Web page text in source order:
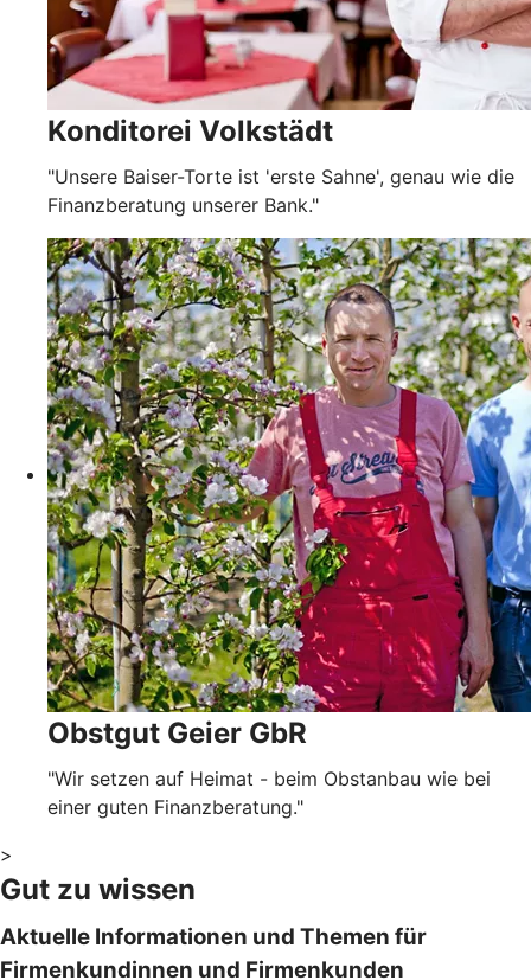
Konditorei Volkstädt
"Unsere Baiser-Torte ist 'erste Sahne', genau wie die
Finanzberatung unserer Bank."
Obstgut Geier GbR
"Wir setzen auf Heimat - beim Obstanbau wie bei
einer guten Finanzberatung."
>
Gut zu wissen
Aktuelle Informationen und Themen für
Firmenkundinnen und Firmenkunden